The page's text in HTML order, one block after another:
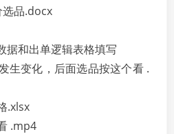
选品.docx
据和出单逻辑表格填写
生变化，后面选品按这个看 .
.xlsx
.mp4